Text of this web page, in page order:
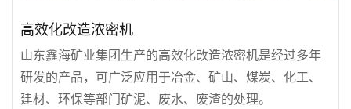
高效化改造浓密机
山东鑫海矿业集团生产的高效化改造浓密机是经过多年
研发的产品，可广泛应用于冶金、矿山、煤炭、化工、
建材、环保等部门矿泥、废水、废渣的处理。